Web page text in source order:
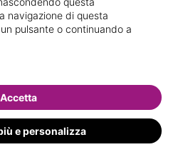
di ORNELLA
navigazione di questa
pulsante o continuando a
e personalizza
Accetta